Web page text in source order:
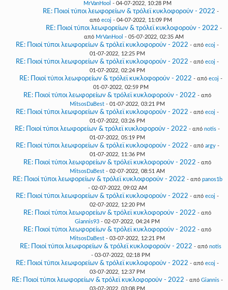
MrVanHool - 04-07-2022, 10:28 PM
RE: Ποιοί τύποι λεωφορείων & τρόλεϊ κυκλοφορούν - 2022 -
από ecoj - 04-07-2022, 11:09 PM
RE: Ποιοί τύποι λεωφορείων & τρόλεϊ κυκλοφορούν - 2022 -
από MrVanHool - 05-07-2022, 02:35 AM
RE: Ποιοί τύποι λεωφορείων & τρόλεϊ κυκλοφορούν - 2022 - από ecoj -
01-07-2022, 12:25 PM
RE: Ποιοί τύποι λεωφορείων & τρόλεϊ κυκλοφορούν - 2022 - από ecoj -
01-07-2022, 02:24 PM
RE: Ποιοί τύποι λεωφορείων & τρόλεϊ κυκλοφορούν - 2022 - από ecoj -
01-07-2022, 02:59 PM
RE: Ποιοί τύποι λεωφορείων & τρόλεϊ κυκλοφορούν - 2022 - από
MitsosDaBest - 01-07-2022, 03:21 PM
RE: Ποιοί τύποι λεωφορείων & τρόλεϊ κυκλοφορούν - 2022 - από ecoj -
01-07-2022, 03:26 PM
RE: Ποιοί τύποι λεωφορείων & τρόλεϊ κυκλοφορούν - 2022 - από notis -
01-07-2022, 05:19 PM
RE: Ποιοί τύποι λεωφορείων & τρόλεϊ κυκλοφορούν - 2022 - από argy-
01-07-2022, 11:36 PM
RE: Ποιοί τύποι λεωφορείων & τρόλεϊ κυκλοφορούν - 2022 - από
MitsosDaBest - 02-07-2022, 08:51 AM
RE: Ποιοί τύποι λεωφορείων & τρόλεϊ κυκλοφορούν - 2022 - από panos1b
- 02-07-2022, 09:02 AM
RE: Ποιοί τύποι λεωφορείων & τρόλεϊ κυκλοφορούν - 2022 - από ecoj -
02-07-2022, 12:20 PM
RE: Ποιοί τύποι λεωφορείων & τρόλεϊ κυκλοφορούν - 2022 - από
Giannis93 - 02-07-2022, 04:24 PM
RE: Ποιοί τύποι λεωφορείων & τρόλεϊ κυκλοφορούν - 2022 - από
MitsosDaBest - 03-07-2022, 12:21 PM
RE: Ποιοί τύποι λεωφορείων & τρόλεϊ κυκλοφορούν - 2022 - από notis
- 03-07-2022, 02:18 PM
RE: Ποιοί τύποι λεωφορείων & τρόλεϊ κυκλοφορούν - 2022 - από ecoj -
03-07-2022, 12:37 PM
RE: Ποιοί τύποι λεωφορείων & τρόλεϊ κυκλοφορούν - 2022 - από Giannis -
03-07-2022, 03:08 PM